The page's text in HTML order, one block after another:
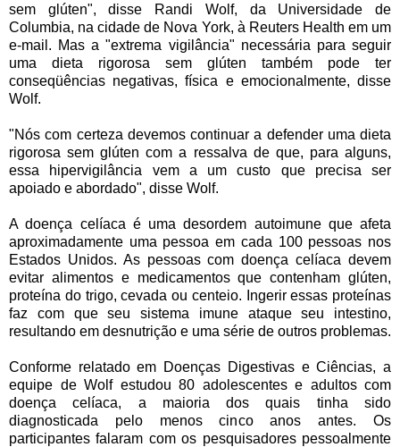
sem glúten", disse Randi Wolf, da Universidade de
Columbia, na cidade de Nova York, à Reuters Health em um
e-mail. Mas a "extrema vigilância" necessária para seguir
uma dieta rigorosa sem glúten também pode ter
conseqüências negativas, física e emocionalmente, disse
Wolf.
"Nós com certeza devemos continuar a defender uma dieta
rigorosa sem glúten com a ressalva de que, para alguns,
essa hipervigilância vem a um custo que precisa ser
apoiado e abordado", disse Wolf.
A doença celíaca é uma desordem autoimune que afeta
aproximadamente uma pessoa em cada 100 pessoas nos
Estados Unidos. As pessoas com doença celíaca devem
evitar alimentos e medicamentos que contenham glúten,
proteína do trigo, cevada ou centeio. Ingerir essas proteínas
faz com que seu sistema imune ataque seu intestino,
resultando em desnutrição e uma série de outros problemas.
Conforme relatado em Doenças Digestivas e Ciências, a
equipe de Wolf estudou 80 adolescentes e adultos com
doença celíaca, a maioria dos quais tinha sido
diagnosticada pelo menos cinco anos antes. Os
participantes falaram com os pesquisadores pessoalmente